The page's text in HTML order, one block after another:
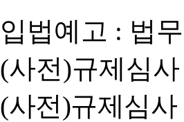
입법예고 : 법
(사전)규제심
(사전)규제심